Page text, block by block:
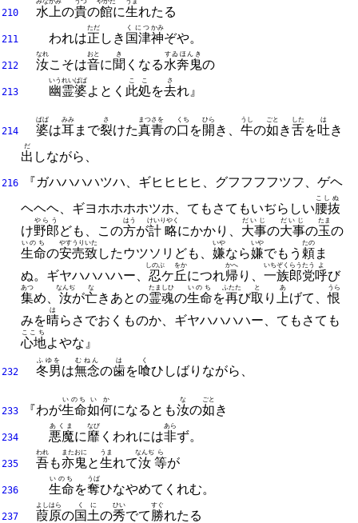
210 水上
みなかみ
の貴
うづ
の館
やかた
に生
うま
れたる
211 われは正
ただ
しき 国津
くにつ
神
かみ
ぞや。
212 汝
なれ
こそは音
おと
に聞
き
くなる水奔鬼
すゐほんき
の
213 幽霊婆
いうれいばば
よとく 此処
ここ
を去
さ
れ』
214 婆
ばば
は耳
みみ
まで裂
さ
けた真青
まつさを
の口
くち
を開
ひら
き、牛
うし
の如
ごと
き舌
した
を吐
は
き
出
だ
しながら、
216 『ガハハハハツハ、 ギヒヒヒヒ、 グフフフフツフ、ゲヘ
ヘヘヘ、 ギヨホホホホツホ、 てもさてもいぢらしい腰抜
こしぬ
け野郎
やらう
ども、 この方
はう
が計略
けいりやく
にかかり、 大事
だいじ
の大事
だいじ
の玉
たま
の
生命
いのち
の安売
やすうり
致
いた
したウツソリども、 嫌
いや
なら嫌
いや
でもう 頼
たの
ま
ぬ。 ギヤハハハハー、 忍
しのぶ
ケ 丘
をか
につれ帰
かへ
り、 一族
いちぞく
郎党
らうたう
呼
よ
び
集
あつ
め、 汝
なんぢ
が亡
な
きあとの霊魂
たましひ
の生命
いのち
を再
ふたた
び取
と
り 上
あ
げて、恨
うら
みを晴
は
らさでおくものか、 ギヤハハハハー、 てもさても
心地
ここち
よやな』
232 冬男
ふゆを
は無念
むねん
の歯
は
を喰
く
ひしばりながら、
233 『わが生命
いのち
如何
いか
になるとも汝
な
の如
ごと
き
234 悪魔
あくま
に靡
なび
くわれには非
あら
ず。
235 吾
われ
も亦
また
鬼
おに
と生
うま
れて汝
なんぢ
等
ら
が
236 生命
いのち
を奪
うば
ひなやめてくれむ。
237 葭原
よしはら
の国土
くに
の秀
ひい
でて勝
すぐ
れたる